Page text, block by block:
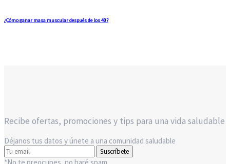
¿Cómo ganar masa muscular después de los 40?
Recibe ofertas, promociones y tips para una vida saludable
Déjanos tus datos y únete a una comunidad saludable
Suscríbete
*No te preocupes, no haré spam